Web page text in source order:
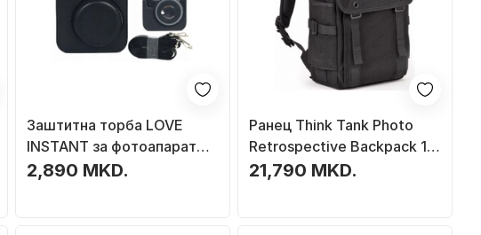
Заштитна торба LOVE
INSTANT за фотоапарат
Fujifilm Instax Mini 41, еко
2,890 MKD.
Ранец Think Tank Photo
Retrospective Backpack 15
V2.0, за камера, за лаптоп
21,790 MKD.